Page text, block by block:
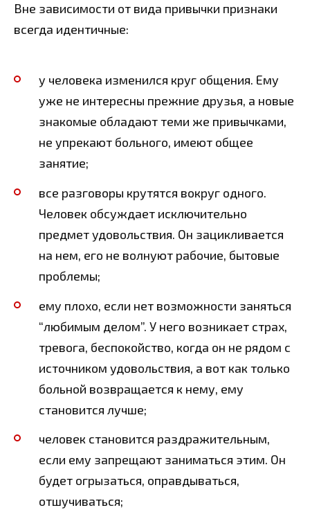
Вне зависимости от вида привычки признаки
всегда идентичные:
у человека изменился круг общения. Ему
уже не интересны прежние друзья, а новые
знакомые обладают теми же привычками,
не упрекают больного, имеют общее
занятие;
все разговоры крутятся вокруг одного.
Человек обсуждает исключительно
предмет удовольствия. Он зацикливается
на нем, его не волнуют рабочие, бытовые
проблемы;
ему плохо, если нет возможности заняться
“любимым делом”. У него возникает страх,
тревога, беспокойство, когда он не рядом с
источником удовольствия, а вот как только
больной возвращается к нему, ему
становится лучше;
человек становится раздражительным,
если ему запрещают заниматься этим. Он
будет огрызаться, оправдываться,
отшучиваться;